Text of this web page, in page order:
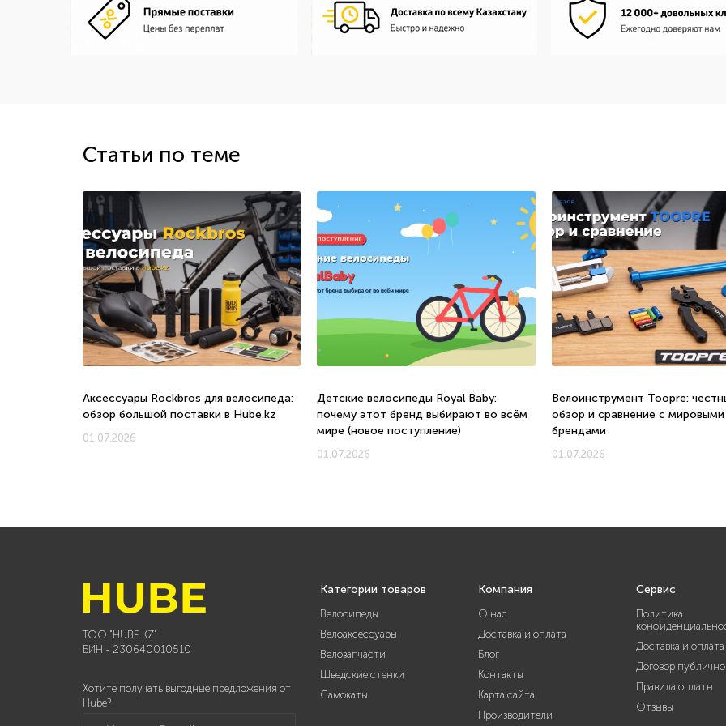
Статьи по теме
Аксессуары Rockbros для велосипеда:
обзор большой поставки в Hube.kz
01.07.2026
Детские велосипеды Royal Baby:
почему этот бренд выбирают во всём
мире (новое поступление)
01.07.2026
Велоинструмент Toopre:
обзор и сравнение с мировыми
брендами
01.07.2026
ТОО "HUBE.KZ"
БИН - 230640010510
Хотите получать выгодные предложения от
Hube?
Категории товаров
Велосипеды
Велоаксессуары
Велозапчасти
Шведские стенки
Самокаты
Компания
О нас
Доставка и оплата
Блог
Контакты
Карта сайта
Производители
Сервис
Политика
Доставка и оплата
Договор
Правила оплаты
Отзывы